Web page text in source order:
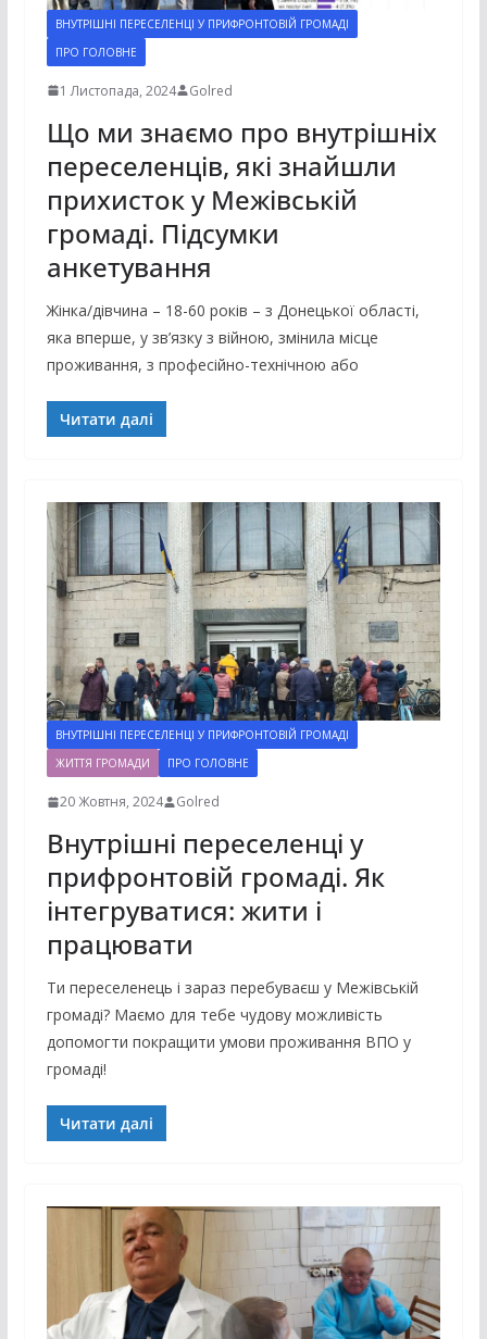
ВНУТРІШНІ ПЕРЕСЕЛЕНЦІ У ПРИФРОНТОВІЙ ГРОМАДІ
ПРО ГОЛОВНЕ
1 Листопада, 2024 Golred
Що ми знаємо про внутрішніх
переселенців, які знайшли
прихисток у Межівській
громаді. Підсумки
анкетування
Жінка/дівчина – 18-60 років – з Донецької області,
яка вперше, у зв’язку з війною, змінила місце
проживання, з професійно-технічною або
Читати далі
ВНУТРІШНІ ПЕРЕСЕЛЕНЦІ У ПРИФРОНТОВІЙ ГРОМАДІ
ЖИТТЯ ГРОМАДИ
ПРО ГОЛОВНЕ
20 Жовтня, 2024 Golred
Внутрішні переселенці у
прифронтовій громаді. Як
інтегруватися: жити і
працювати
Ти переселенець і зараз перебуваєш у Межівській
громаді? Маємо для тебе чудову можливість
допомогти покращити умови проживання ВПО у
громаді!
Читати далі